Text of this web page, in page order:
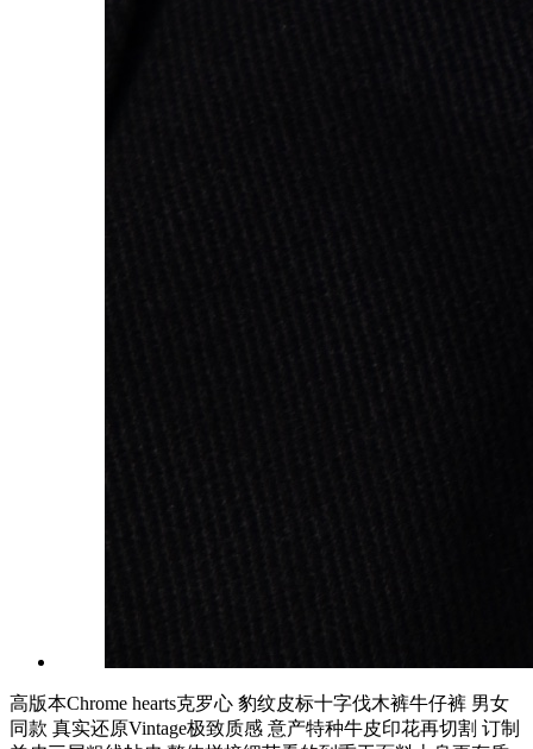
高版本Chrome hearts克罗心 豹纹皮标十字伐木裤牛仔裤 男女
同款 真实还原Vintage极致质感 意产特种牛皮印花再切割 订制